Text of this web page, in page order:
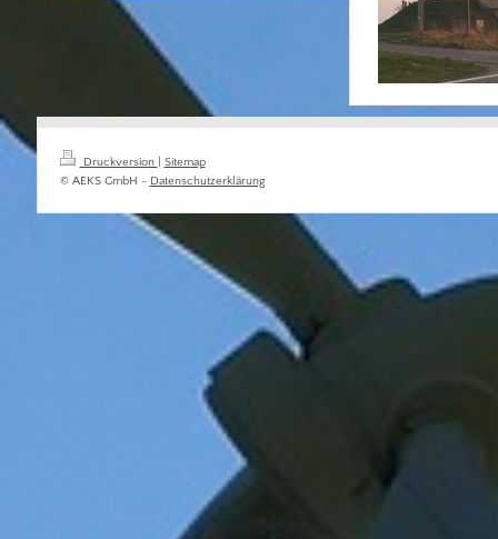
Druckversion
Sitemap
© AEKS GmbH - Datenschutzerklärung